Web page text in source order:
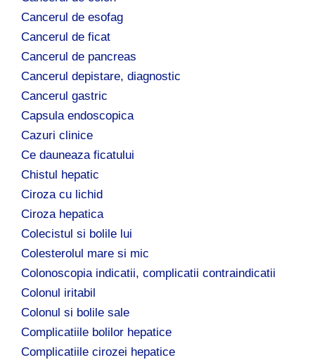
Cancerul de esofag
Cancerul de ficat
Cancerul de pancreas
Cancerul depistare, diagnostic
Cancerul gastric
Capsula endoscopica
Cazuri clinice
Ce dauneaza ficatului
Chistul hepatic
Ciroza cu lichid
Ciroza hepatica
Colecistul si bolile lui
Colesterolul mare si mic
Colonoscopia indicatii, complicatii contraindicatii
Colonul iritabil
Colonul si bolile sale
Complicatiile bolilor hepatice
Complicatiile cirozei hepatice